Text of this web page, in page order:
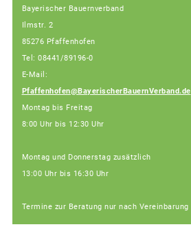
Bayerischer Bauernverband
Ilmstr. 2
85276 Pfaffenhofen
Tel: 08441/89196-0
E-Mail:
Pfaffenhofen@BayerischerBauernVerband.de
Montag bis Freitag
8:00 Uhr bis 12:30 Uhr
Montag und Donnerstag zusätzlich
13:00 Uhr bis 16:30 Uhr
Termine zur Beratung nur nach Vereinbarung